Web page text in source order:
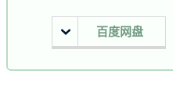
百度网盘